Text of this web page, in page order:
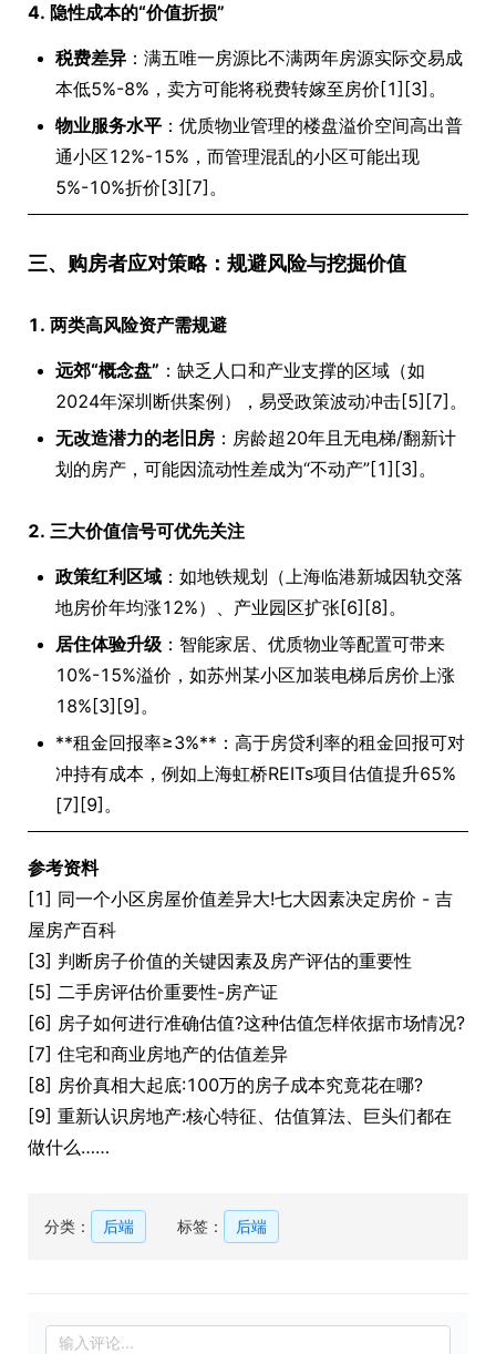
4. 隐性成本的“价值折损”
税费差异 ：满五唯一房源比不满两年房源实际交易成
本低5%-8%，卖方可能将税费转嫁至房价[1][3]。
物业服务水平 ：优质物业管理的楼盘溢价空间高出普
通小区12%-15%，而管理混乱的小区可能出现
5%-10%折价[3][7]。
三、购房者应对策略：规避风险与挖掘价值
1. 两类高风险资产需规避
远郊“概念盘” ：缺乏人口和产业支撑的区域（如
2024年深圳断供案例），易受政策波动冲击[5][7]。
无改造潜力的老旧房 ：房龄超20年且无电梯/翻新计
划的房产，可能因流动性差成为“不动产”[1][3]。
2. 三大价值信号可优先关注
政策红利区域 ：如地铁规划（上海临港新城因轨交落
地房价年均涨12%）、产业园区扩张[6][8]。
居住体验升级 ：智能家居、优质物业等配置可带来
10%-15%溢价，如苏州某小区加装电梯后房价上涨
18%[3][9]。
**租金回报率≥3%**：高于房贷利率的租金回报可对
冲持有成本，例如上海虹桥REITs项目估值提升65%
[7][9]。
参考资料
[1] 同一个小区房屋价值差异大!七大因素决定房价 - 吉
屋房产百科
[3] 判断房子价值的关键因素及房产评估的重要性
[5] 二手房评估价重要性-房产证
[6] 房子如何进行准确估值?这种估值怎样依据市场情况?
[7] 住宅和商业房地产的估值差异
[8] 房价真相大起底:100万的房子成本究竟花在哪?
[9] 重新认识房地产:核心特征、估值算法、巨头们都在
做什么……
分类： 后端 标签： 后端